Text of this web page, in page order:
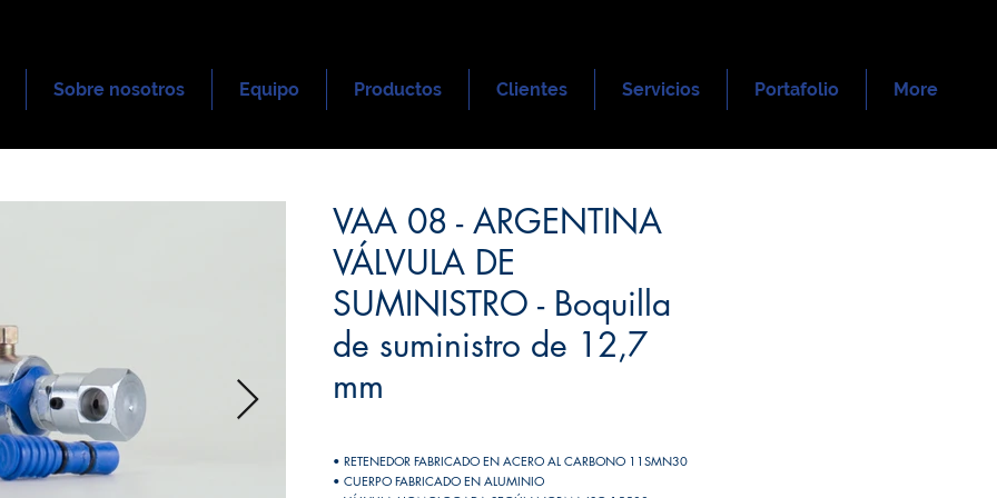
Sobre nosotros Equipo Productos Clientes Servicios Portafolio More
VAA 08 - ARGENTINA
VÁLVULA DE
SUMINISTRO - Boquilla
de suministro de 12,7
mm
• RETENEDOR FABRICADO EN ACERO AL CARBONO 11SMN30
• CUERPO FABRICADO EN ALUMINIO